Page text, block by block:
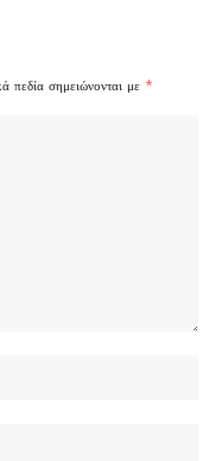
πεδία σημειώνονται με *